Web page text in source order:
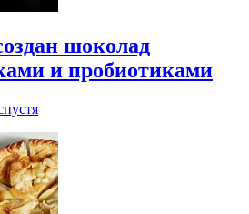
шоколад
и пробиотиками